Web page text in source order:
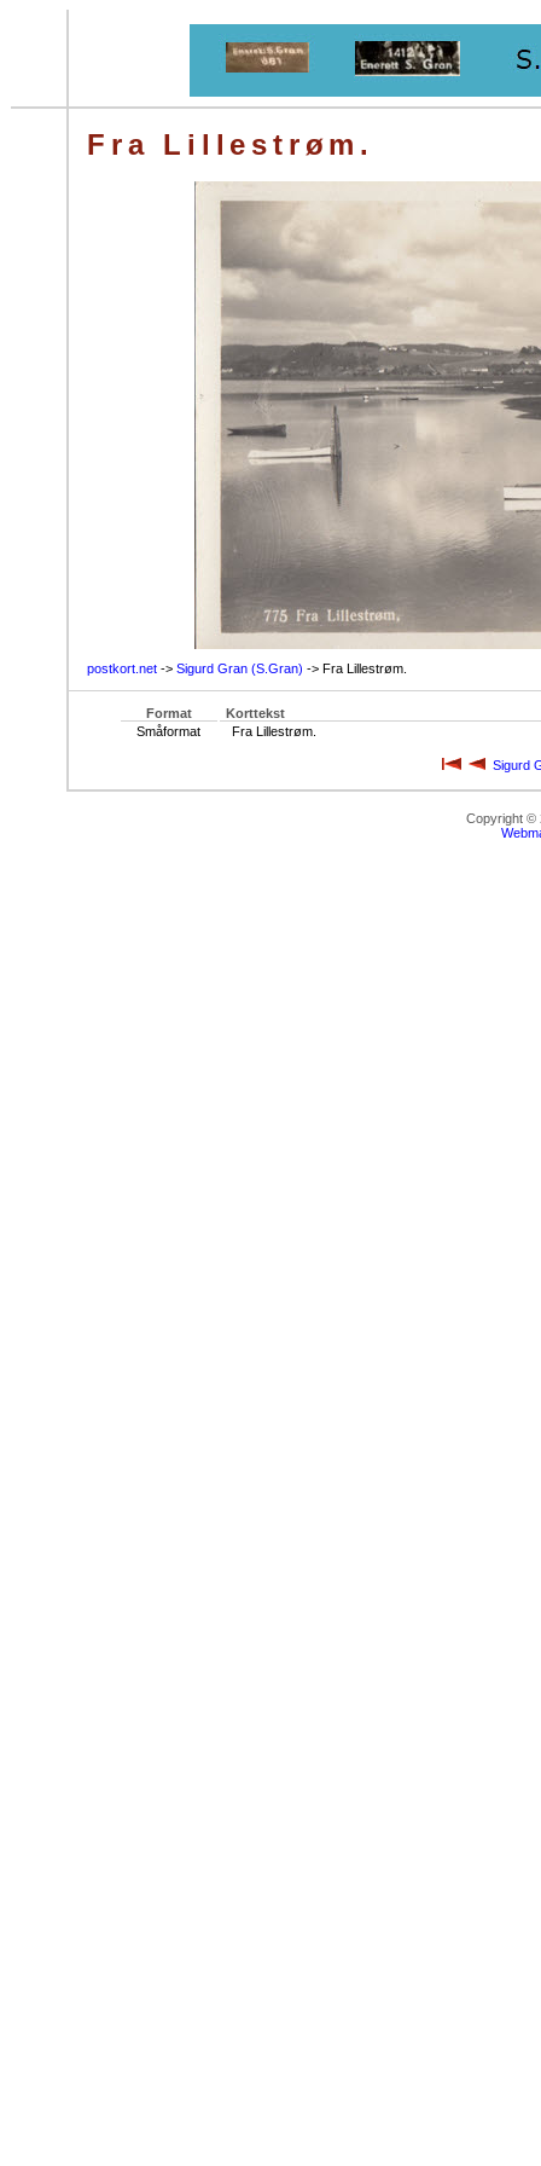
Fra Lillestrøm.
postkort.net -> Sigurd Gran (S.Gran) -> Fra Lillestrøm.
Format
Korttekst
Småformat
Fra Lillestrøm.
Sigurd
Copyright ©